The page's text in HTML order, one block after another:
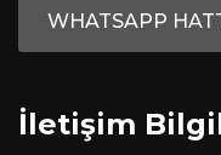
WHATSAPP
İletişim